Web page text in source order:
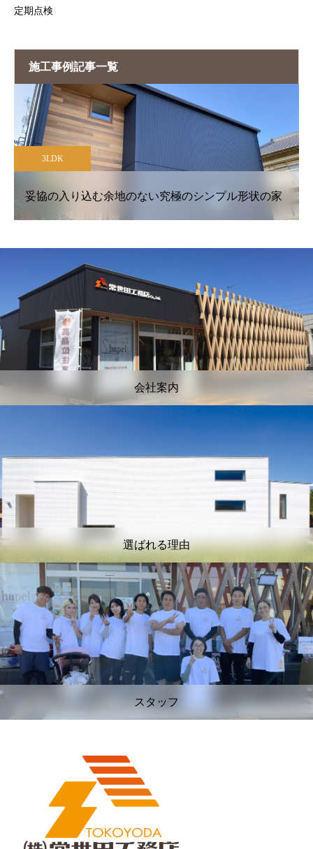
定期点検
施工事例記事一覧
究極のシンプル形状の家 プライバシーを重視したくつ
会社案内
選ばれる理由
スタッフ